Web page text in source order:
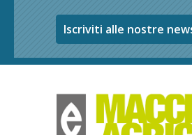
Iscriviti alle nostre